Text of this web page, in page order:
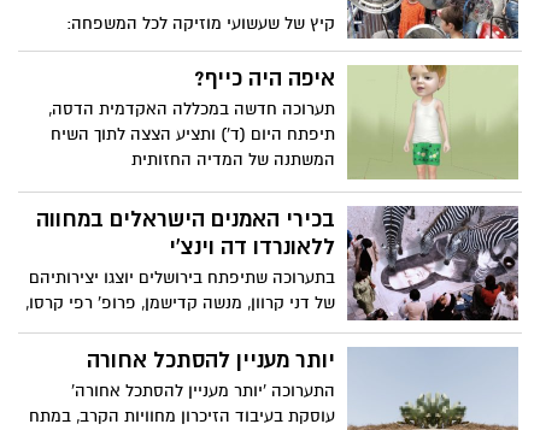
קיץ של שעשועי מוזיקה לכל המשפחה:
תערוכה אורחת עם 60 מוצגים מוזיקליים
המזמינים את המבקרים לנגן, להתנסות
ולבנות
איפה היה כייף?
תערוכה חדשה במכללה האקדמית הדסה,
תיפתח היום (ד') ותציע הצצה לתוך השיח
המשתנה של המדיה החזותית
בכירי האמנים הישראלים במחווה
ללאונרדו דה וינצ'י
בתערוכה שתיפתח בירושלים יוצגו יצירותיהם
של דני קרוון, מנשה קדישמן, פרופ' רפי קרסו,
בברלי ברקת וגם השחקן חיים טופול שיציג
ציור פרי יצירתו. היצירות יועמדו למכירה
נמנה על מייסדיו
יותר מעניין להסתכל אחורה
התערוכה 'יותר מעניין להסתכל אחורה'
עוסקת בעיבוד הזיכרון מחוויות הקרב, במתח